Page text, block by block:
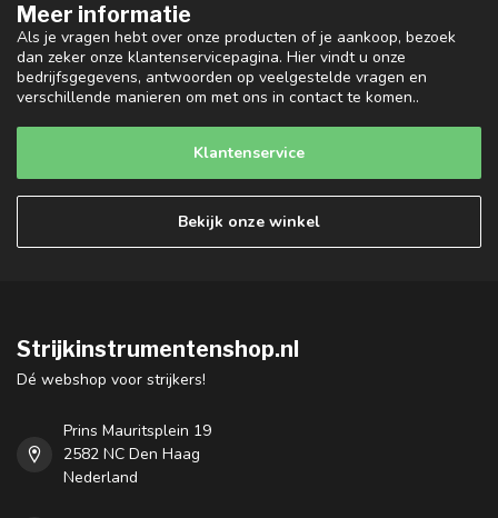
Meer informatie
Als je vragen hebt over onze producten of je aankoop, bezoek
dan zeker onze klantenservicepagina. Hier vindt u onze
bedrijfsgegevens, antwoorden op veelgestelde vragen en
verschillende manieren om met ons in contact te komen..
Klantenservice
Bekijk onze winkel
Strijkinstrumentenshop.nl
Dé webshop voor strijkers!
Prins Mauritsplein 19
2582 NC Den Haag
Nederland